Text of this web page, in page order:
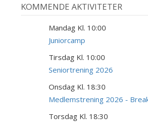
KOMMENDE AKTIVITETER
Mandag Kl. 10:00
Juniorcamp
Tirsdag Kl. 10:00
Seniortrening 2026
Onsdag Kl. 18:30
Medlemstrening 2026 -
Torsdag Kl. 18:30